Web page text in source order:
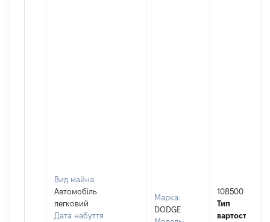
Вид майна:
Автомобіль
легковий
Дата набуття
Марка:
DODGE
108500
Тип
вартості